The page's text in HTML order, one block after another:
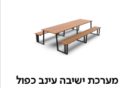
מערכת ישיבה עינב כפול